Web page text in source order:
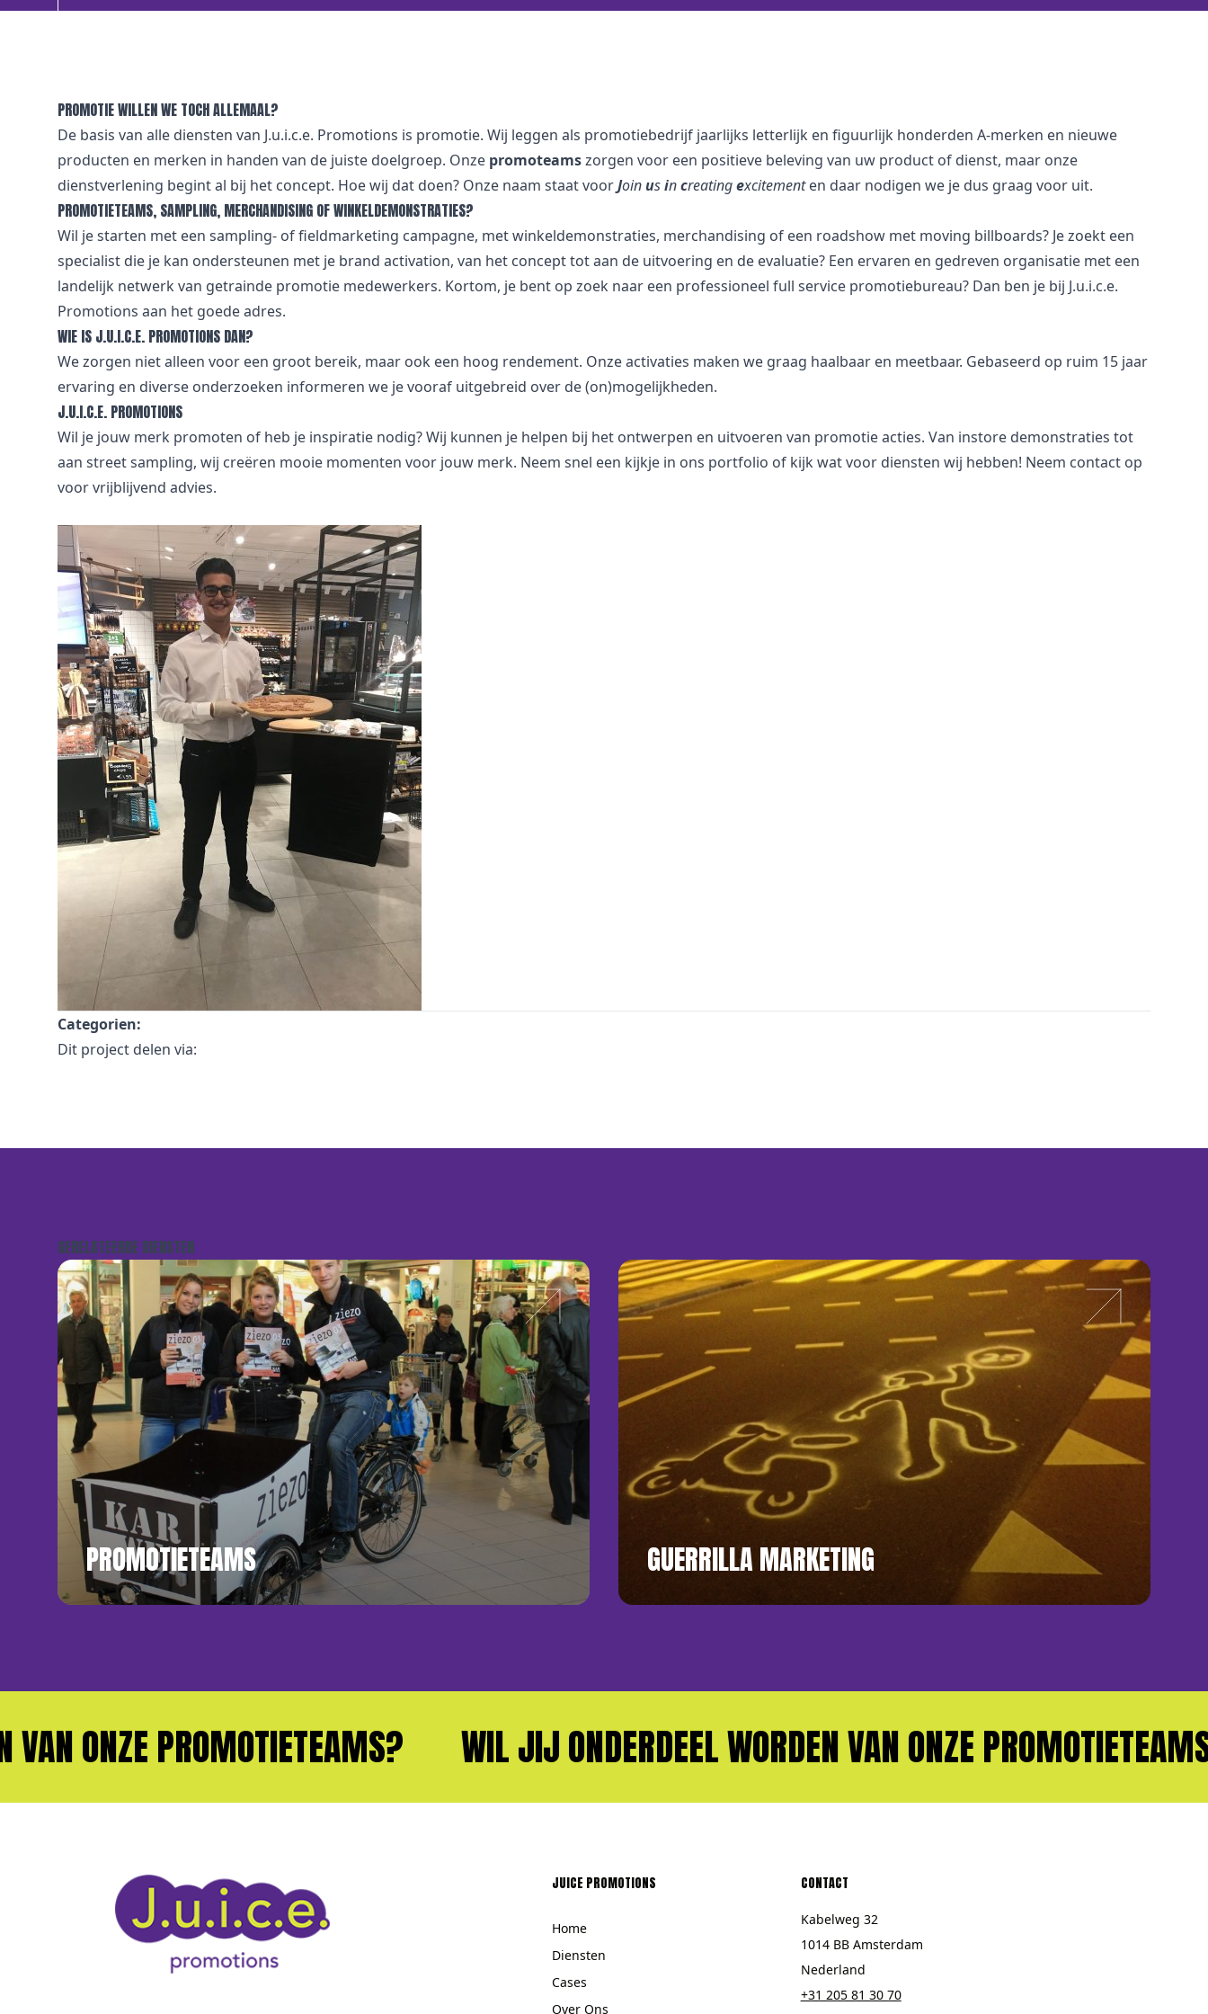
PROMOTIE WILLEN WE TOCH ALLEMAAL?
De basis van alle diensten van J.u.i.c.e. Promotions is promotie. Wij leggen als promotiebedrijf jaarlijks letterlijk en figuurlijk honderden A-merken en nieuwe
producten en merken in handen van de juiste doelgroep. Onze promoteamszorgen voor een positieve beleving van uw product of dienst, maar onze
dienstverlening begint al bij het concept. Hoe wij dat doen? Onze naam staat voorJoin usincreatingexcitementen daar nodigen we je dus graag voor uit.
PROMOTIETEAMS, SAMPLING, MERCHANDISING OF WINKELDEMONSTRATIES?
Wil je starten met een sampling- of fieldmarketing campagne, met winkeldemonstraties, merchandising of een roadshow met moving billboards? Je zoekt een
specialist die je kan ondersteunen met je brand activation, van het concept tot aan de uitvoering en de evaluatie? Een ervaren en gedreven organisatie met een
landelijk netwerk van getrainde promotie medewerkers. Kortom, je bent op zoek naar een professioneel full service promotiebureau? Dan ben je bij J.u.i.c.e.
Promotions aan het goede adres.
WIE IS J.U.I.C.E. PROMOTIONS DAN?
We zorgen niet alleen voor een groot bereik, maar ook een hoog rendement. Onze activaties maken we graag haalbaar en meetbaar. Gebaseerd op ruim 15 jaar
ervaring en diverse onderzoeken informeren we je vooraf uitgebreid over de (on)mogelijkheden.
J.U.I.C.E. PROMOTIONS
Wil je jouw merk promoten of heb je inspiratie nodig? Wij kunnen je helpen bij het ontwerpen en uitvoeren van promotie acties. Van instore demonstraties tot
aan street sampling, wij creëren mooie momenten voor jouw merk. Neem snel een kijkje in ons portfolio of kijk wat voor diensten wij hebben! Neem contact op
voor vrijblijvend advies.
Categorien:
Dit project delen via:
GERELATEERDE DIENSTEN
PROMOTIETEAMS GUERRILLA MARKETING
ONZE PROMOTIETEAMS? WIL JIJ ONDERDEEL WORDEN VAN ONZE PROMOTIETEAMS?
JUICE PROMOTIONS
Home
Diensten
Cases
Over Ons
CONTACT
Kabelweg 32
1014 BB Amsterdam
Nederland
+31 205 81 30 70